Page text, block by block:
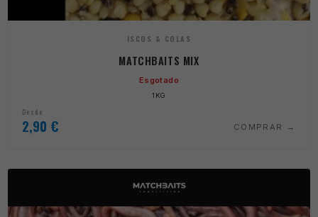
ISCOS & COLAS
MATCHBAITS MIX
Esgotado
1KG
Desde
2,90 € COMPRAR